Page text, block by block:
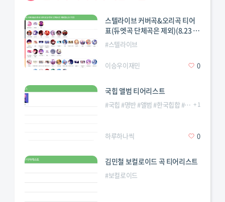
#에스파#엔믹스
스텔라이브 커버곡&오리곡 티어
표(듀엣곡 단체곡은 제외)(8.23 기
준)
#스텔라이브
이승우이재민 0
국힙 앨범 티어리스트
#국힙 #명반#앨범 #한국힙합#힙합
+1
하루하나씩 0
김민철 보컬로이드 곡 티어리스트
#보컬로이드